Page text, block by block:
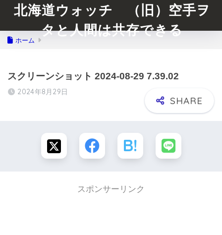
北海道ウォッチ （旧）空手ヲ
タと人間は共存できる
ホーム
スクリーンショット 2024-08-29 7.39.02
2024年8月29日
スポンサーリンク